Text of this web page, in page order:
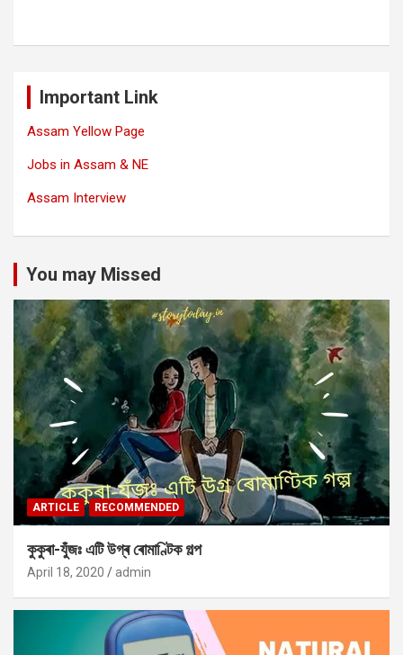
Important Link
Assam Yellow Page
Jobs in Assam & NE
Assam Interview
You may Missed
ARTICLE RECOMMENDED
কুকুৰা-যুঁজঃ এটি উগ্ৰ ৰোমাণ্টিক গল্প
April 18, 2020 admin